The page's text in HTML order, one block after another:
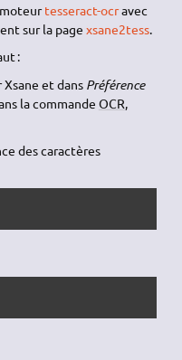
tesseract-ocravec
sur la pagexsane2tess.
:
Xsane et dans Préférence
la commande OCR,
des caractères